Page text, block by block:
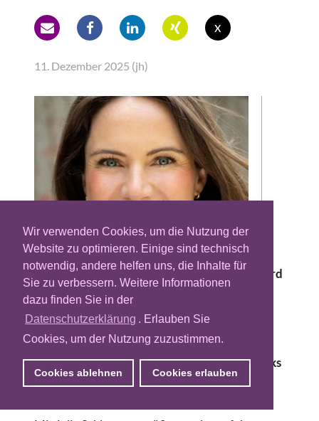
Wir verwenden Cookies, um die Nutzung der
Website zu optimieren. Einige sind technisch
notwendig, andere helfen uns, die Inhalte für
Sie zu verbessern. Weitere Informationen
dazu finden Sie in der
Datenschutzerklärung . Erlauben Sie
Cookies, um der Nutzung zuzustimmen.
Cookies ablehnen Cookies erlauben
x
11. Dezember 2025 (jh)
Bei der It Works Group steht ein
Führungswechsel an. Zum 1. Januar 2026 wird
Julia Schleunung die Position der Chief
Bernd Rabsahl, der das Unternehmen
achteinhalb Jahre lang geführt hat. Rabsahl
begann 1999 als Geschäftsführer bei It Works
und prägte die digitale Transformation der